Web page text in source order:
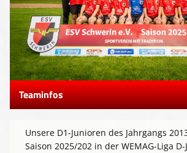
Presse-Archiv
Anmeldung
Teaminfos
Unsere D1-Junioren des Jahrgangs
Saison 2025/202 in der WEMAG-Liga